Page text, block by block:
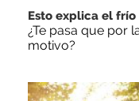
Esto explica el frío
¿Te pasa que por
motivo?